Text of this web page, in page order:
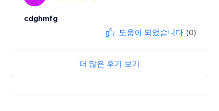
cdghmfg
도움이 되었습니다 (0)
더 많은 후기 보기